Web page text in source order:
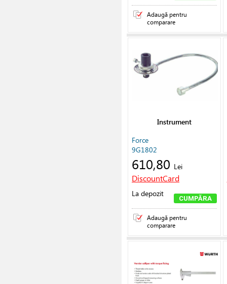
Adaugă pentru
comparare
Instrument
Force
9G1802
610,80 Lei
DiscountCard
La depozit
CUMPĂRA
Adaugă pentru
comparare